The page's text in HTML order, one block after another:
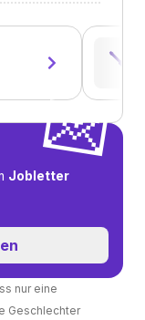
🪛
💌
Jobletter
nur eine
Geschlechter